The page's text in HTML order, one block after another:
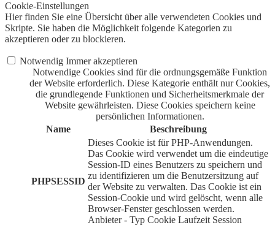
Cookie-Einstellungen
Hier finden Sie eine Übersicht über alle verwendeten Cookies und
Skripte. Sie haben die Möglichkeit folgende Kategorien zu
akzeptieren oder zu blockieren.
Notwendig Immer akzeptieren
Notwendige Cookies sind für die ordnungsgemäße Funktion
der Website erforderlich. Diese Kategorie enthält nur Cookies,
die grundlegende Funktionen und Sicherheitsmerkmale der
Website gewährleisten. Diese Cookies speichern keine
persönlichen Informationen.
Name
Beschreibung
PHPSESSID
Dieses Cookie ist für PHP-Anwendungen.
Das Cookie wird verwendet um die eindeutige
Session-ID eines Benutzers zu speichern und
zu identifizieren um die Benutzersitzung auf
der Website zu verwalten. Das Cookie ist ein
Session-Cookie und wird gelöscht, wenn alle
Browser-Fenster geschlossen werden.
Anbieter - Typ Cookie Laufzeit Session